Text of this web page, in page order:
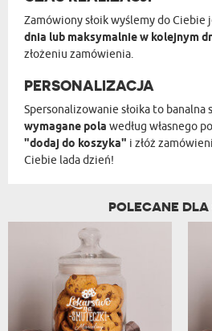
Zamówiony słoik wyślemy do Ciebie
dnia lub maksymalnie w kolejnym
złożeniu zamówienia.
PERSONALIZACJA
Spersonalizowanie słoika to banalna
wymagane pola według własnego
"dodaj do koszyka" i złóż
Ciebie lada dzień!
POLECANE DLA